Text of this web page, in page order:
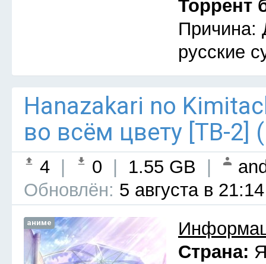
Торрент
Причина:
русские
Hanazakari no
во всём цвету [ТВ-2]
4 0 1.55 GB
Обновлён: 5 августа в 21:14
аниме
Страна: